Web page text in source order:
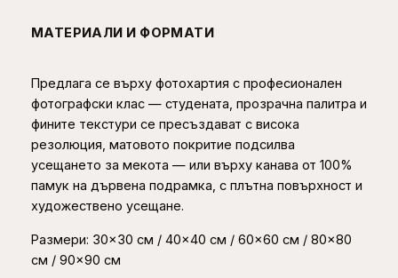
и
н
п
р
и
н
т
з
а
с
МАТЕРИАЛИ И ФОРМАТИ
Предлага се върху фотохартия с професионален
фотографски клас — студената, прозрачна палитра и
фините текстури се пресъздават с висока
резолюция, матовото покритие подсилва
усещането за мекота — или върху канава от 100%
памук на дървена подрамка, с плътна повърхност и
художествено усещане.
Размери: 30×30 см / 40×40 см / 60×60 см / 80×80
см / 90×90 см